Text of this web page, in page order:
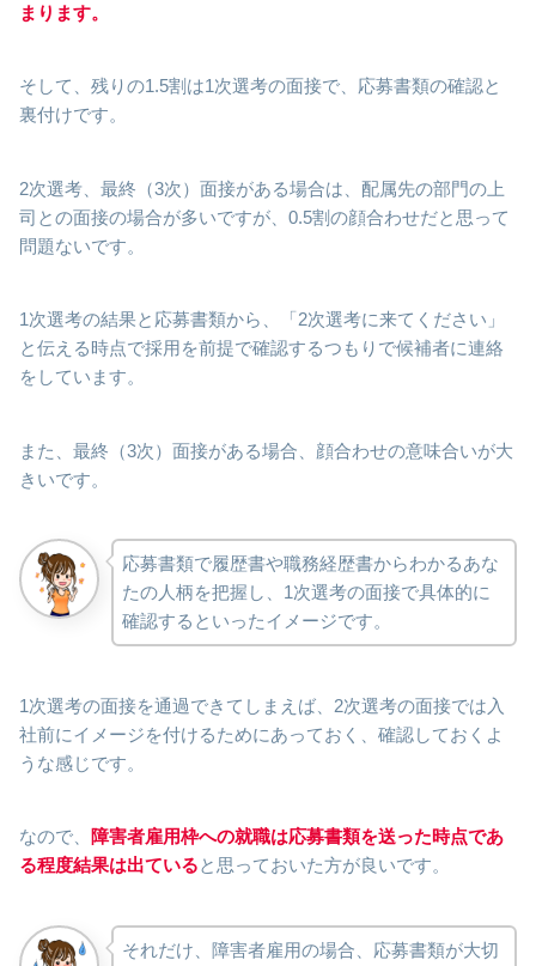
まります。
そして、残りの1.5割は1次選考の面接で、応募書類の確認と
裏付けです。
2次選考、最終（3次）面接がある場合は、配属先の部門の上
司との面接の場合が多いですが、0.5割の顔合わせだと思って
問題ないです。
1次選考の結果と応募書類から、「2次選考に来てください」
と伝える時点で採用を前提で確認するつもりで候補者に連絡
をしています。
また、最終（3次）面接がある場合、顔合わせの意味合いが大
きいです。
応募書類で履歴書や職務経歴書からわかるあな
たの人柄を把握し、1次選考の面接で具体的に
確認するといったイメージです。
1次選考の面接を通過できてしまえば、2次選考の面接では入
社前にイメージを付けるためにあっておく、確認しておくよ
うな感じです。
なので、
障害者雇用枠への就職は応募書類を送った時点であ
る程度結果は出ていると思っておいた方が良いです。
それだけ、障害者雇用の場合、応募書類が大切